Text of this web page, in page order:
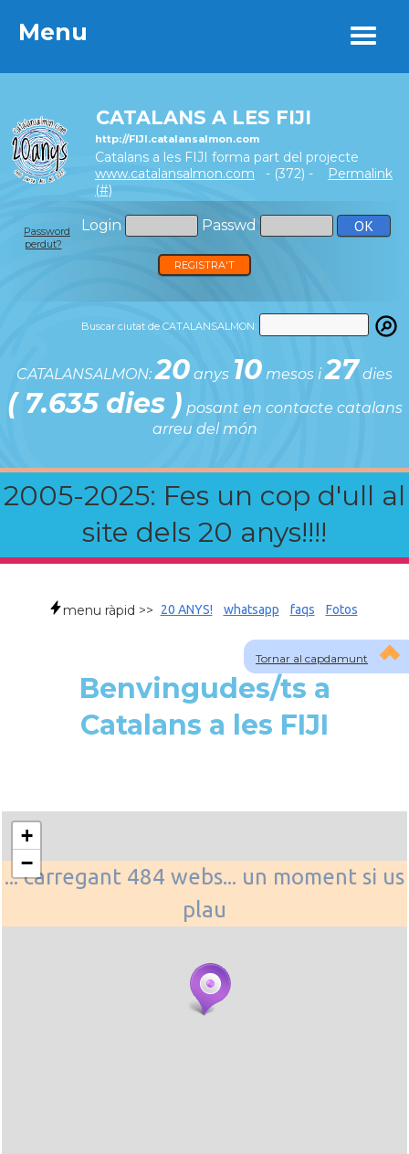
Menu
CATALANS A LES FIJI
http://FIJI.catalansalmon.com
Catalans a les FIJI forma part del projecte
www.catalansalmon.com - (372) -
Permalink
(#)
Login Passwd
Password
perdut?
REGISTRA'T
Buscar ciutat de CATALANSALMON:
CATALANSALMON:20 anys 10 mesos i27 dies
( 7.635 dies ) posant en contacte catalans
arreu del món
2005-2025: Fes un cop d'ull al
site dels 20 anys!!!!
Menu
Tornar al capdamunt
menu ràpid >> 20 ANYS! whatsapp faqs Fotos
Benvingudes/ts a
Catalans a les FIJI
... carregant 484 webs... un moment si us
plau
+
−